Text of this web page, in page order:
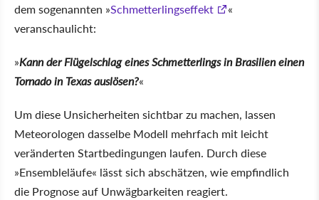
dem sogenannten Schmetterlingseffekt
veranschaulicht:
Kann der Flügelschlag eines Schmetterlings in Brasilien einen
Tornado in Texas auslösen?
Um diese Unsicherheiten sichtbar zu machen, lassen
Meteorologen dasselbe Modell mehrfach mit leicht
veränderten Startbedingungen laufen. Durch diese
Ensembleläufe lässt sich abschätzen, wie empfindlich
die Prognose auf Unwägbarkeiten reagiert.